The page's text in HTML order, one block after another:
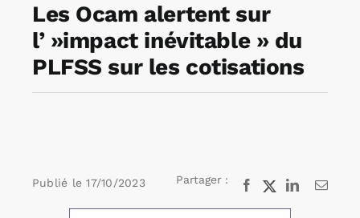
Agenda
Annonces emploi
Les Ocam alertent sur
l’ »impact inévitable » du
PLFSS sur les cotisations
Publié le 17/10/2023 Partager : Facebook
X LinkedInEmail